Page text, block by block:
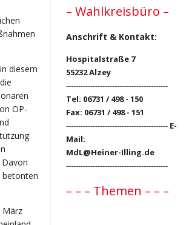
diesem
OP-
betonten
März
– Wahlkreisbüro –
Anschrift & Kontakt:
Hospitalstraße 7
55232 Alzey
------------------------------------------
Tel: 06731 / 498 - 150
Fax: 06731 / 498 - 151
------------------------------------------ E-
Mail:
MdL@Heiner-Illing.de
------------------------------------------
– – – Themen – – –